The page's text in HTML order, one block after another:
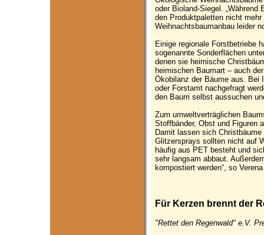
oder Bioland-Siegel.
den Produktpaletten nicht
Weihnachtsbaumanbau leider
Einige regionale Forstbetriebe
sogenannte Sonderflächen
denen sie heimische
heimischen Baumart – auch
Ökobilanz der Bäume aus. Bei
oder Forstamt nachgefragt
den Baum selbst aussuchen
Zum umweltverträglichen
Stoffbänder, Obst und Figuren
Damit lassen sich Christbäume
Glitzersprays sollten nicht auf
häufig aus PET besteht und
sehr langsam abbaut.
kompostiert werden“, so
Für Kerzen brennt der
"Rettet den Regenwald" e.V.